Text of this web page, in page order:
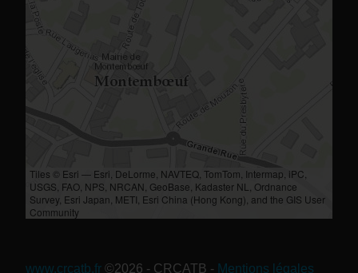
Tiles © Esri — Esri, DeLorme, NAVTEQ, TomTom, Intermap, iPC,
USGS, FAO, NPS, NRCAN, GeoBase, Kadaster NL, Ordnance
Survey, Esri Japan, METI, Esri China (Hong Kong), and the GIS User
Community
www.crcatb.fr ©2026 - CRCATB - Mentions légales